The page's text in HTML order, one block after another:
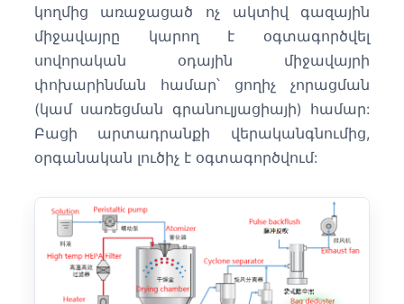
կողմից առաջացած ոչ ակտիվ գազային
միջավայրը կարող է օգտագործվել
սովորական օդային միջավայրի
փոխարինման համար՝ ցողիչ չորացման
(կամ սառեցման գրանուլյացիայի) համար:
Բացի արտադրանքի վերականգնումից,
օրգանական լուծիչ է օգտագործվում: